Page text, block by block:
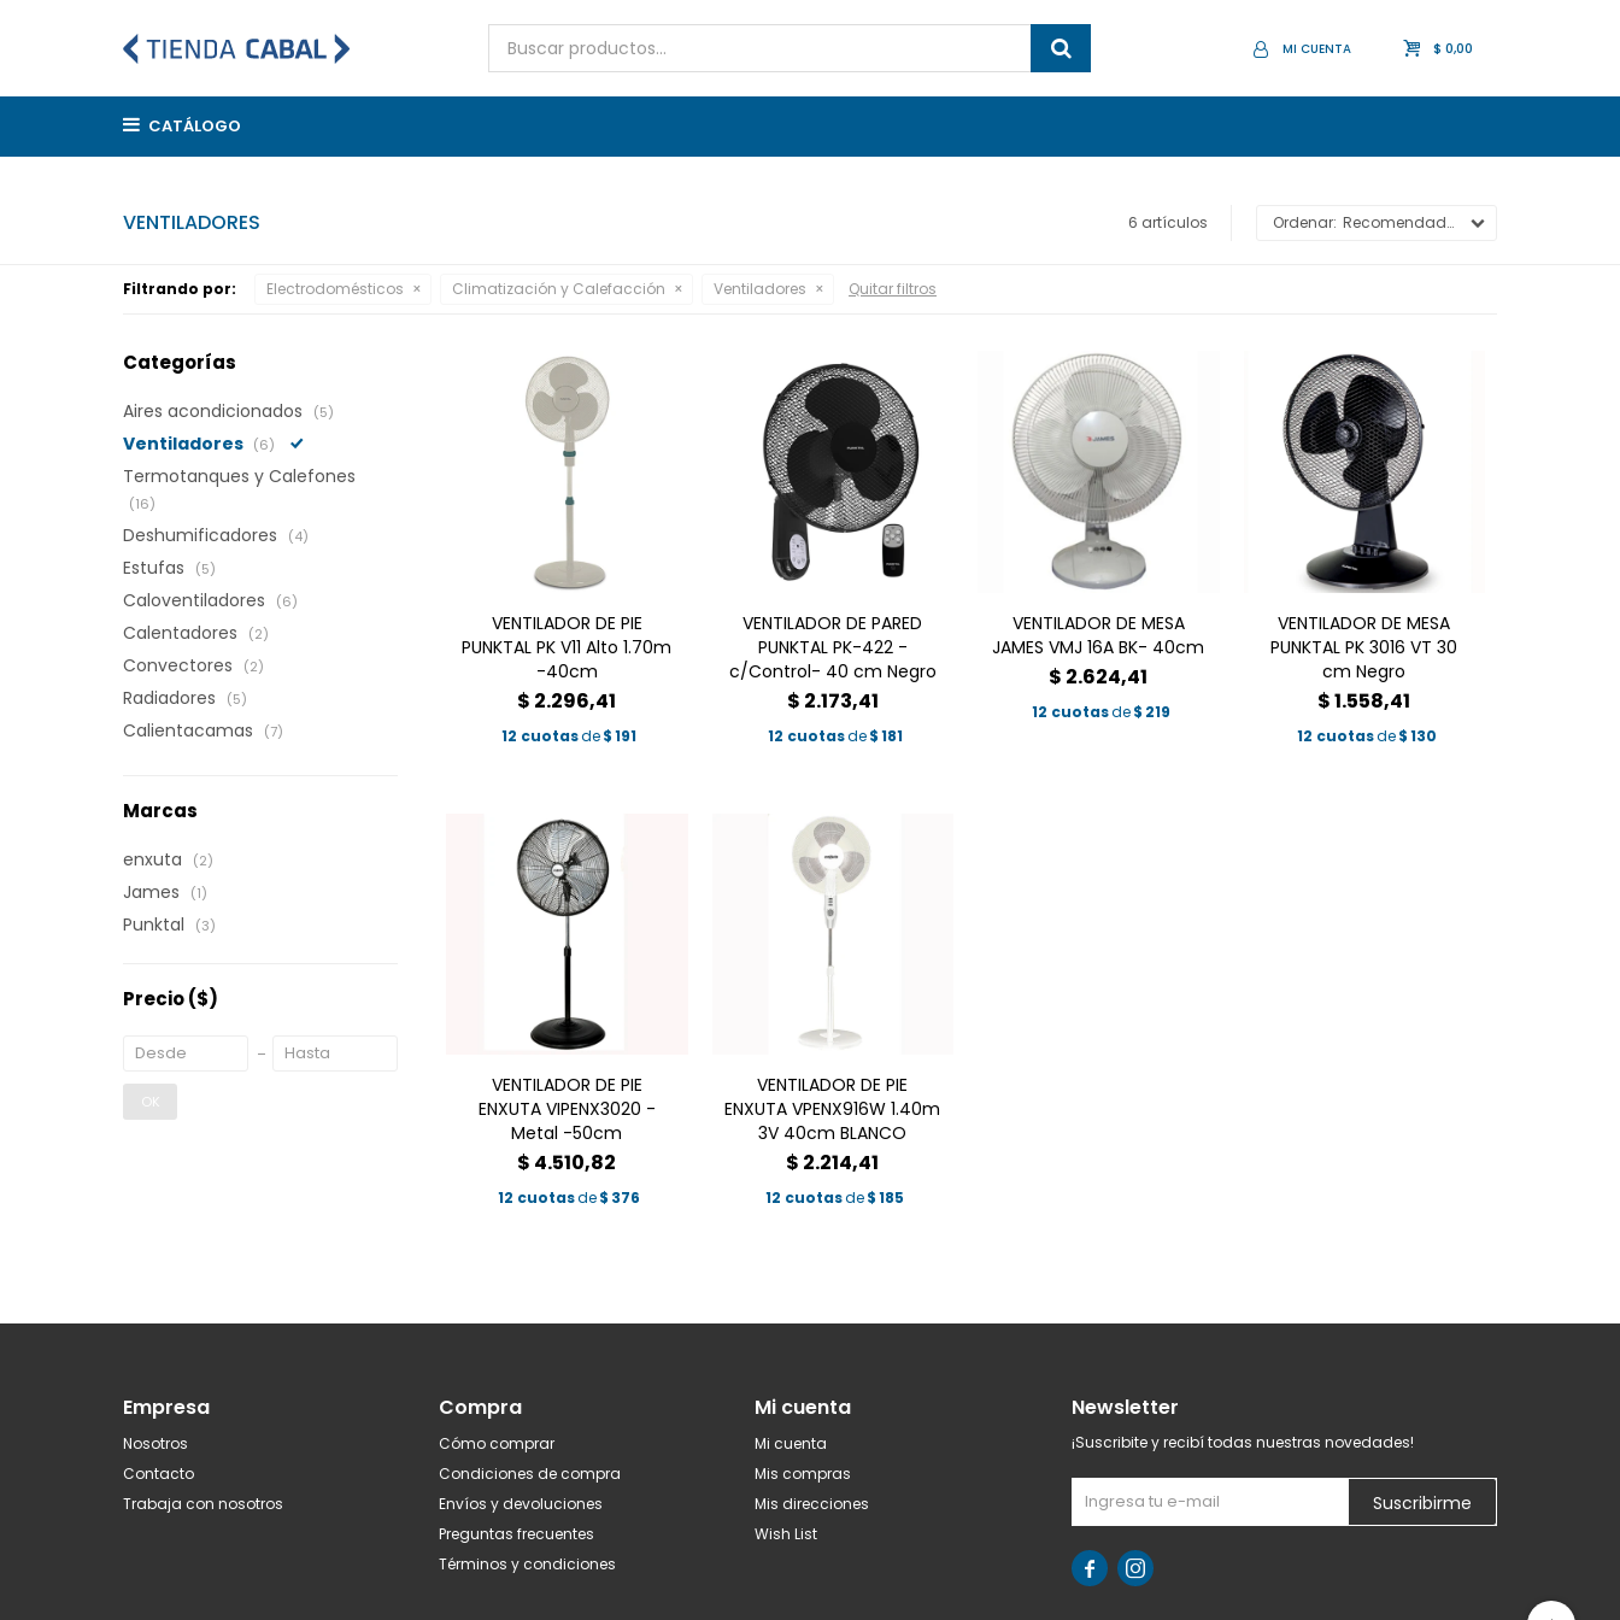
CATÁLOGO
$ 0,00
VENTILADORES 6 artículos Recomendados
Filtrando por: Electrodomésticos Climatización y Calefacción Ventiladores Quitar filtros
VENTILADOR DE PIE
PUNKTAL PK V11 Alto 1.70m
-40cm
$ 2.296,41
12 cuotasde$191
VENTILADOR DE PARED
PUNKTAL PK-422 -
c/Control- 40 cm Negro
$ 2.173,41
12 cuotasde$181
VENTILADOR DE MESA
JAMES VMJ 16A BK- 40cm
$ 2.624,41
12 cuotasde$ 219
VENTILADOR DE MESA
PUNKTAL PK 3016 VT 30
cm Negro
$1.558,41
12 cuotasde$130
VENTILADOR DE PIE
ENXUTA VIPENX3020 -
Metal -50cm
$ 4.510,82
12 cuotasde$ 376
VENTILADOR DE PIE
ENXUTA VPENX916W 1.40m
3V 40cm BLANCO
$ 2.214,41
12 cuotasde$185
Categorías
Aires acondicionados (5)
Ventiladores (6)
Termotanques y Calefones
(16)
Deshumificadores (4)
Estufas (5)
Caloventiladores (6)
Calentadores (2)
Convectores (2)
Radiadores (5)
Calientacamas (7)
Marcas
enxuta (2)
James (1)
Punktal (3)
Precio($)
OK
Empresa
Nosotros
Contacto
Trabaja con nosotros
Compra
Cómo comprar
Condiciones de compra
Envíos y devoluciones
Preguntas frecuentes
Términos y condiciones
Mi cuenta
Mi cuenta
Mis compras
Mis direcciones
Wish List
Newsletter
¡Suscribite y recibí todas nuestras novedades!
Suscribirme
 